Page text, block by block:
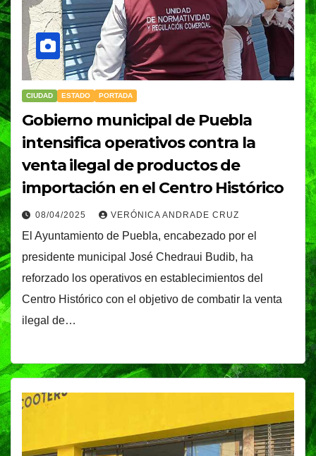
CIUDAD ESTADO PORTADA
Gobierno municipal de Puebla
intensifica operativos contra la
venta ilegal de productos de
importación en el Centro Histórico
08/04/2025 VERÓNICA ANDRADE CRUZ
El Ayuntamiento de Puebla, encabezado por el
presidente municipal José Chedraui Budib, ha
reforzado los operativos en establecimientos del
Centro Histórico con el objetivo de combatir la venta
ilegal de…